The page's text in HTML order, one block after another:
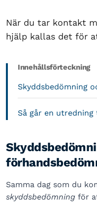
När du tar kontakt
hjälp kallas det för
Innehållsförteckning
Skyddsbedömning
Så går en
Samma dag som du
skyddsbedömning för